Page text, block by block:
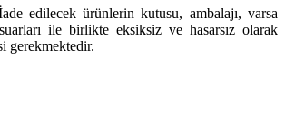
edilecek ürünlerin kutusu, ambalajı, varsa
ile birlikte eksiksiz ve hasarsız olarak
gerekmektedir.